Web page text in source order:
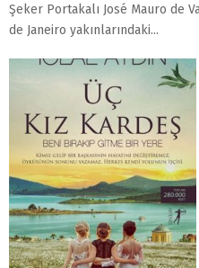
Şeker Portakalı José Mauro de
de Janeiro yakınlarındaki...